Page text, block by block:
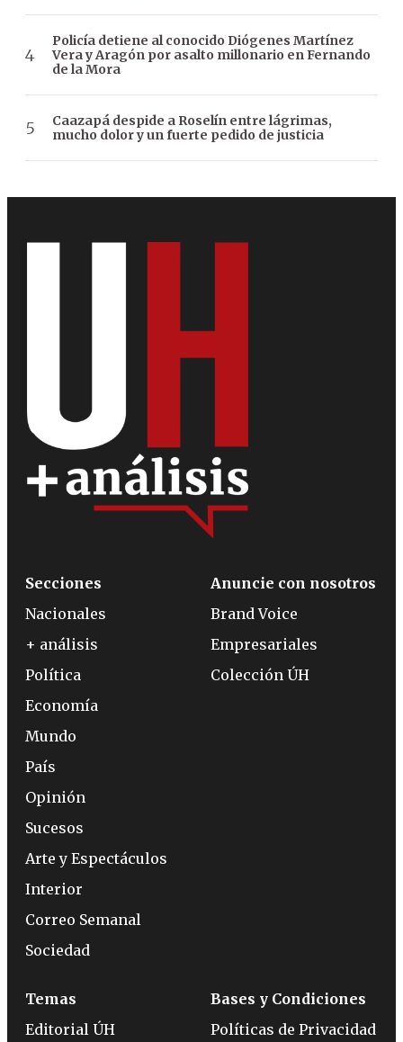
Policía detiene al conocido Diógenes Martínez
Vera y Aragón por asalto millonario en Fernando
de la Mora
Caazapá despide a Roselín entre lágrimas,
mucho dolor y un fuerte pedido de justicia
Secciones
Nacionales
+ análisis
Política
Economía
Mundo
País
Opinión
Sucesos
Arte y Espectáculos
Interior
Correo Semanal
Sociedad
Anuncie con nosotros
Brand Voice
Empresariales
Colección ÚH
Temas
Editorial ÚH
Bases y Condiciones
Políticas de Privacidad